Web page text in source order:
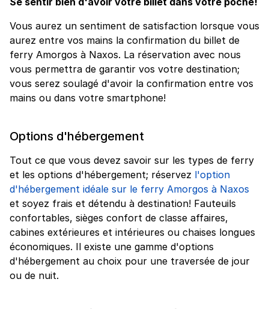
Vous aurez un sentiment de satisfaction lorsque vous
aurez entre vos mains la confirmation du billet de
ferry Amorgos à Naxos. La réservation avec nous
vous permettra de garantir vos votre destination;
vous serez soulagé d'avoir la confirmation entre vos
mains ou dans votre smartphone!
Options d'hébergement
Tout ce que vous devez savoir sur les types de ferry
et les options d'hébergement; réservez l'option
d'hébergement idéale sur le ferry Amorgos à Naxos
et soyez frais et détendu à destination! Fauteuils
confortables, sièges confort de classe affaires,
cabines extérieures et intérieures ou chaises longues
économiques. Il existe une gamme d'options
d'hébergement au choix pour une traversée de jour
ou de nuit.